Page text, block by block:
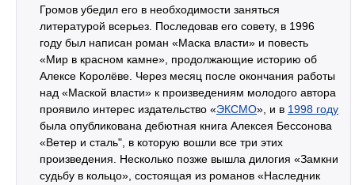
Громов убедил его в необходимости заняться
литературой всерьез. Последовав его совету, в 1996
году был написан роман «Маска власти» и повесть
«Мир в красном камне», продолжающие историю об
Алексе Королёве. Через месяц после окончания работы
над «Маской власти» к произведениям молодого автора
проявило интерес издательство «ЭКСМО», и в 1998 году
была опубликована дебютная книга Алексея Бессонова
«Ветер и сталь", в которую вошли все три этих
произведения. Несколько позже вышла дилогия «Замкни
судьбу в кольцо», состоящая из романов «Наследник